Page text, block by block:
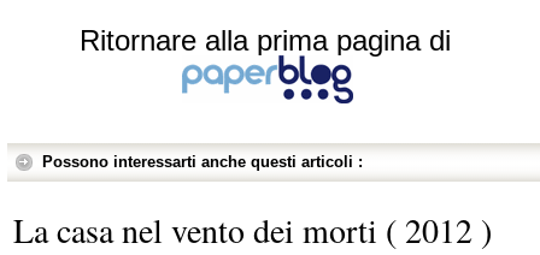
Ritornare alla prima pagina di
Possono interessarti anche questi articoli :
La casa nel vento dei morti ( 2012 )